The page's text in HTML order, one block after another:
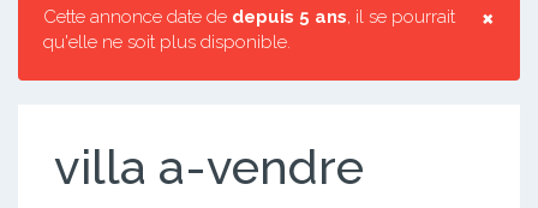
×
Cette annonce date de depuis 5 ans, il se pourrait
qu'elle ne soit plus disponible.
villa a-vendre